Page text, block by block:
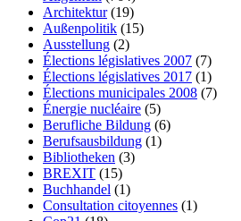
Architektur(19)
Außenpolitik (15)
Ausstellung (2)
Élections législatives 2007 (7)
Élections législatives 2017 (1)
Élections municipales 2008 (7)
Énergie nucléaire (5)
Berufliche Bildung (6)
Berufsausbildung (1)
Bibliotheken (3)
BREXIT (15)
Buchhandel (1)
Consultation citoyennes (1)